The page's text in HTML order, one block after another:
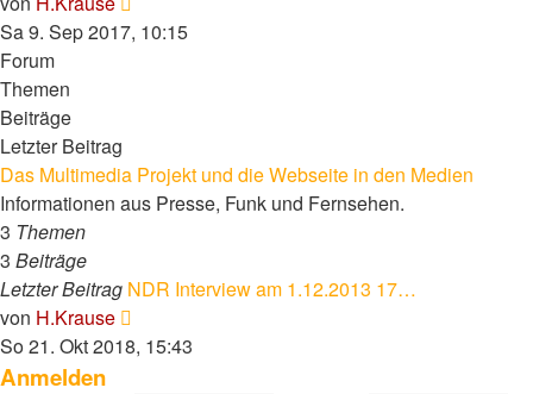
Beitrag
Sa 9. Sep 2017, 10:15
Forum
Themen
Beiträge
Letzter Beitrag
Das Multimedia Projekt und die Webseite in den Medien
Informationen aus Presse, Funk und Fernsehen.
3 Themen
3 Beiträge
Letzter Beitrag NDR Interview am 1.12.2013 17…
von H.Krause
Beitrag
So 21. Okt 2018, 15:43
Anmelden